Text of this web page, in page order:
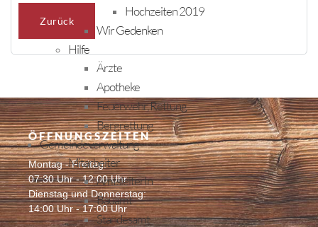
Hochzeiten 2019
Wir Gedenken
Hilfe
Ärzte
Apotheke
Feuerwehr, Rettung
Bergrettung
Gemeindeverwaltung
Mitarbeiter
AmtsleiterIn
Bauamt
Standesamt
Zurück
ÖFFNUNGSZEITEN
Montag - Freitag:
07:30 Uhr - 12:00 Uhr
Dienstag und Donnerstag:
14:00 Uhr - 17:00 Uhr